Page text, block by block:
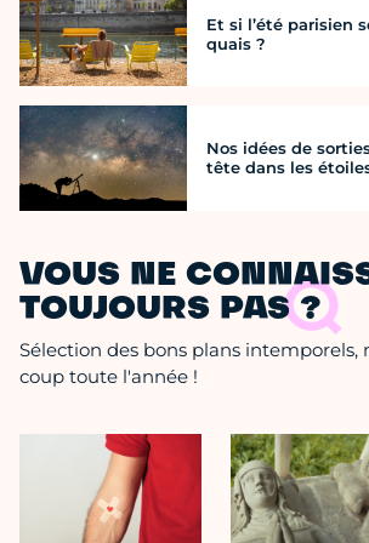
Et si l’été parisien
quais ?
Nos idées de
tête dans les
VOUS NE
TOUJOURS PAS ?
Sélection des bons plans intemporels,
coup toute l'année !